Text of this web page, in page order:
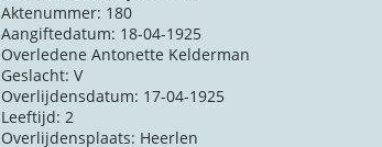
Aktenummer: 180
Aangiftedatum: 18-04-1925
Overledene Antonette Kelderman
Geslacht: V
Overlijdensdatum: 17-04-1925
Leeftijd: 2
Overlijdensplaats: Heerlen